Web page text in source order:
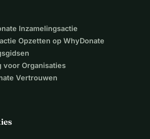
Inzamelingsactie
Opzetten op WhyDonate
voor Organisaties
Vertrouwen